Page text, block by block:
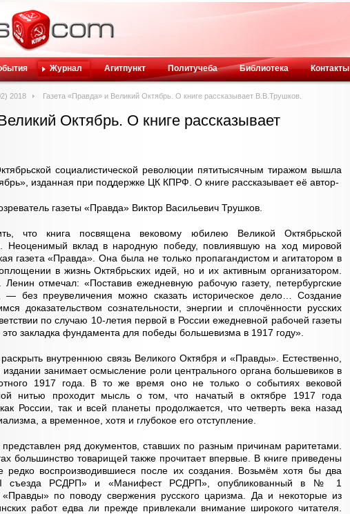
Журнал Агитпункт Политучеба Библиотека Контакты
2018 Газета «Правда» и Великий Октябрь. О книге рассказывает В.В.Трушков.
Октябрь. О книге рассказывает
социалистической революции пятитысячным тиражом вышла
изданная при поддержке ЦК КПРФ. О книге рассказывает её автор-
газеты «Правда» Виктор Васильевич Трушков.
что книга посвящена вековому юбилею Великой Октябрьской
Неоценимый вклад в народную победу, повлиявшую на ход мировой
газета «Правда». Она была не только пропагандистом и агитатором в
в жизнь Октябрьских идей, но и их активным организатором.
отмечал: «Поставив ежедневную рабочую газету, петербургские
— без преувеличения можно сказать историческое дело… Создание
доказательством сознательности, энергии и сплочённости русских
по случаю 10-летия первой в России ежедневной рабочей газеты
закладка фундамента для победы большевизма в 1917 году».
внутреннюю связь Великого Октября и «Правды». Естественно,
занимает осмысление роли центрального органа большевиков в
1917 года. В то же время оно не только о событиях вековой
нитью проходит мысль о том, что начатый в октябре 1917 года
России, так и всей планеты продолжается, что четверть века назад
а временное, хотя и глубокое его отступление.
ряд документов, ставших по разным причинам раритетами.
большинство товарищей также прочитает впервые. В книге приведены
редко воспроизводившиеся после их создания. Возьмём хотя бы два
съезда РСДРП» и «Манифест РСДРП», опубликованный в № 1
по поводу свержения русского царизма. Да и некоторые из
работ едва ли прежде привлекали внимание широкого читателя.